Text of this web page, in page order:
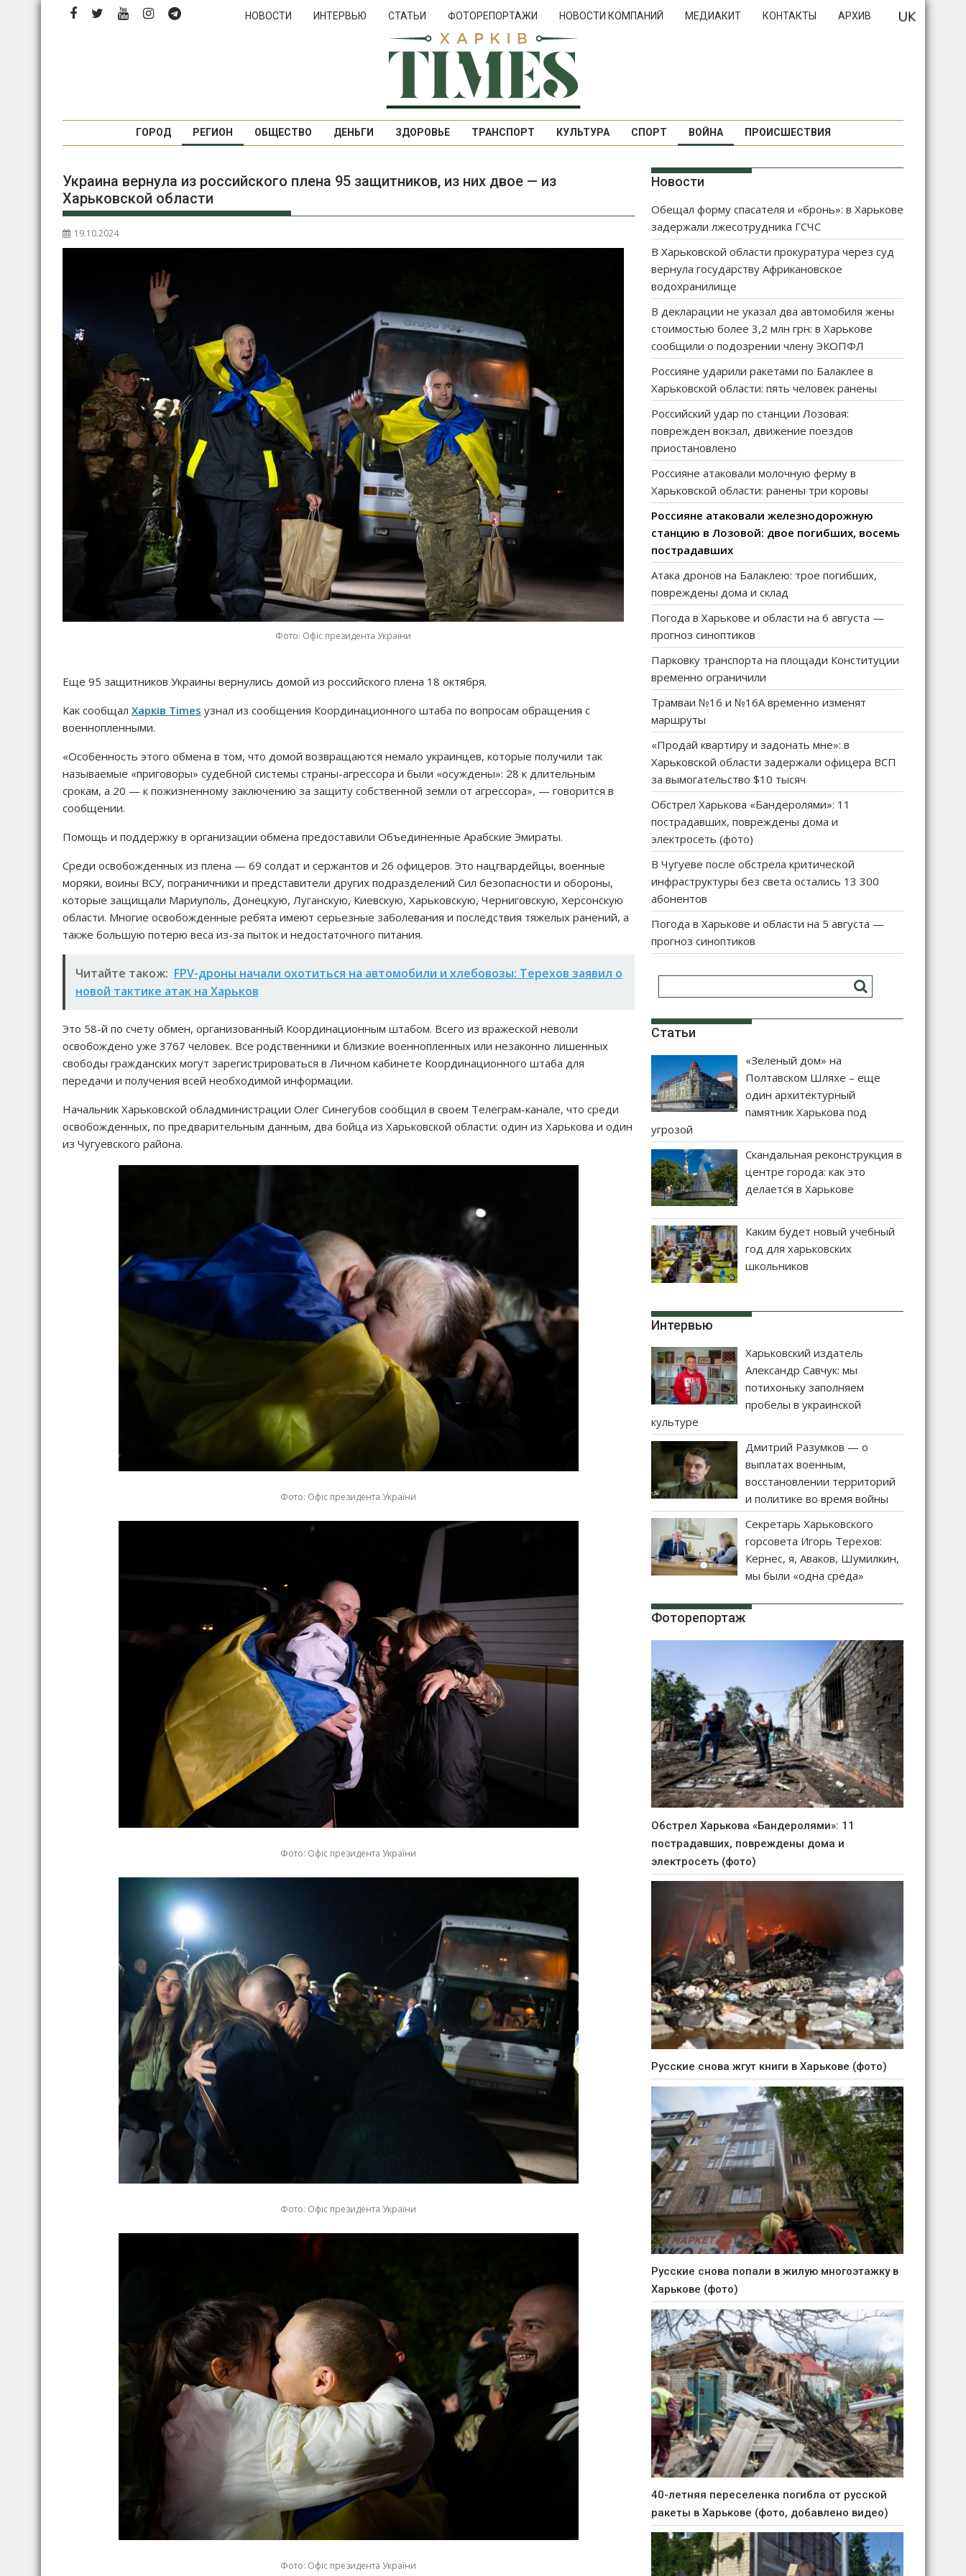
НОВОСТИ ИНТЕРВЬЮ СТАТЬИ ФОТОРЕПОРТАЖИ НОВОСТИ КОМПАНИЙ МЕДИАКИТ КОНТАКТЫ АРХИВ
ГОРОД РЕГИОН ОБЩЕСТВО ДЕНЬГИ ЗДОРОВЬЕ ТРАНСПОРТ КУЛЬТУРА СПОРТ ВОЙНА ПРОИСШЕСТВИЯ
Украина вернула из российского плена 95 защитников, из них двое — из
Харьковской области
19.10.2024
Фото: Офіс президента України
Еще 95 защитников Украины вернулись домой из российского плена 18 октября.
Как сообщал Харків Times узнал из сообщения Координационного штаба по вопросам обращения с
военнопленными.
«Особенность этого обмена в том, что домой возвращаются немало украинцев, которые получили так
называемые «приговоры» судебной системы страны-агрессора и были «осуждены»: 28 к длительным
срокам, а 20 — к пожизненному заключению за защиту собственной земли от агрессора», — говорится в
сообщении.
Помощь и поддержку в организации обмена предоставили Объединенные Арабские Эмираты.
Среди освобожденных из плена — 69 солдат и сержантов и 26 офицеров. Это нацгвардейцы, военные
моряки, воины ВСУ, пограничники и представители других подразделений Сил безопасности и обороны,
которые защищали Мариуполь, Донецкую, Луганскую, Киевскую, Харьковскую, Черниговскую, Херсонскую
области. Многие освобожденные ребята имеют серьезные заболевания и последствия тяжелых ранений, а
также большую потерю веса из-за пыток и недостаточного питания.
Читайте також: FPV-дроны начали охотиться на автомобили и хлебовозы: Терехов заявил о
новой тактике атак на Харьков
Это 58-й по счету обмен, организованный Координационным штабом. Всего из вражеской неволи
освобождено уже 3767 человек. Все родственники и близкие военнопленных или незаконно лишенных
свободы гражданских могут зарегистрироваться в Личном кабинете Координационного штаба для
передачи и получения всей необходимой информации.
Начальник Харьковской обладминистрации Олег Синегубов сообщил в своем Телеграм-канале, что среди
освобожденных, по предварительным данным, два бойца из Харьковской области: один из Харькова и один
из Чугуевского района.
Фото: Офіс президента України
Фото: Офіс президента України
Фото: Офіс президента України
Фото: Офіс президента України
Новости
Обещал форму спасателя и «бронь»: в Харькове
задержали лжесотрудника ГСЧС
В Харьковской области прокуратура через суд
вернула государству Африкановское
водохранилище
В декларации не указал два автомобиля жены
стоимостью более 3,2 млн грн: в Харькове
сообщили о подозрении члену ЭКОПФЛ
Россияне ударили ракетами по Балаклее в
Харьковской области: пять человек ранены
Российский удар по станции Лозовая:
поврежден вокзал, движение поездов
приостановлено
Россияне атаковали молочную ферму в
Харьковской области: ранены три коровы
Россияне атаковали железнодорожную
станцию в Лозовой: двое погибших, восемь
пострадавших
Атака дронов на Балаклею: трое погибших,
повреждены дома и склад
Погода в Харькове и области на 6 августа —
прогноз синоптиков
Парковку транспорта на площади Конституции
временно ограничили
Трамваи №16 и №16А временно изменят
маршруты
«Продай квартиру и задонать мне»: в
Харьковской области задержали офицера ВСП
за вымогательство $10 тысяч
Обстрел Харькова «Бандеролями»: 11
пострадавших, повреждены дома и
электросеть (фото)
В Чугуеве после обстрела критической
инфраструктуры без света остались 13 300
абонентов
Погода в Харькове и области на 5 августа —
прогноз синоптиков
Статьи
«Зеленый дом» на
Полтавском Шляхе – еще
один архитектурный
памятник Харькова под
угрозой
Скандальная реконструкция в
центре города: как это
делается в Харькове
Каким будет новый учебный
год для харьковских
школьников
Интервью
Харьковский издатель
Александр Савчук: мы
потихоньку заполняем
пробелы в украинской
культуре
Дмитрий Разумков — о
выплатах военным,
восстановлении территорий
и политике во время войны
Секретарь Харьковского
горсовета Игорь Терехов:
Кернес, я, Аваков, Шумилкин,
мы были «одна среда»
Фоторепортаж
Обстрел Харькова «Бандеролями»: 11
пострадавших, повреждены дома и
электросеть (фото)
Русские снова жгут книги в Харькове (фото)
Русские снова попали в жилую многоэтажку в
Харькове (фото)
40-летняя переселенка погибла от русской
ракеты в Харькове (фото, добавлено видео)